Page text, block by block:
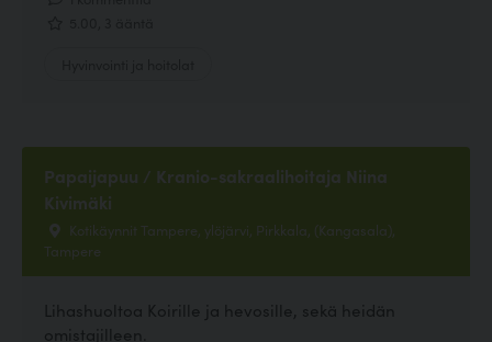
Papaijapuu / Kranio-sakraalihoitaja Niina
Kivimäki
Kotikäynnit Tampere, ylöjärvi, Pirkkala, (Kangasala),
Tampere
Lihashuoltoa Koirille ja hevosille, sekä heidän
omistajilleen.